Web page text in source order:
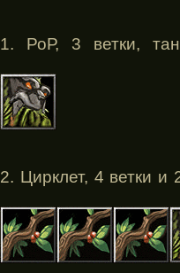
1. РоР, 3 ветки,
2. Цирклет, 4 ветки